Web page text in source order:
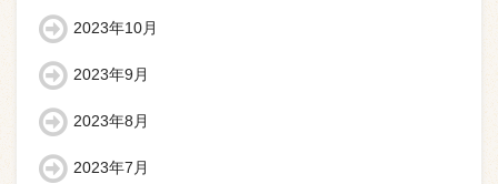
2023年10月
2023年9月
2023年8月
2023年7月